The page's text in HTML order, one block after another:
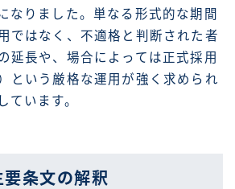
なりました。単なる形式的な期間
ではなく、不適格と判断された者
延長や、場合によっては正式採用
という厳格な運用が強く求められ
ています。
要条文の解釈